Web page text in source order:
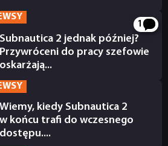
1
Subnautica 2 jednak później?
Przywróceni do pracy szefowie
oskarżają...
Wiemy, kiedy Subnautica 2
w końcu trafi do wczesnego
dostępu....